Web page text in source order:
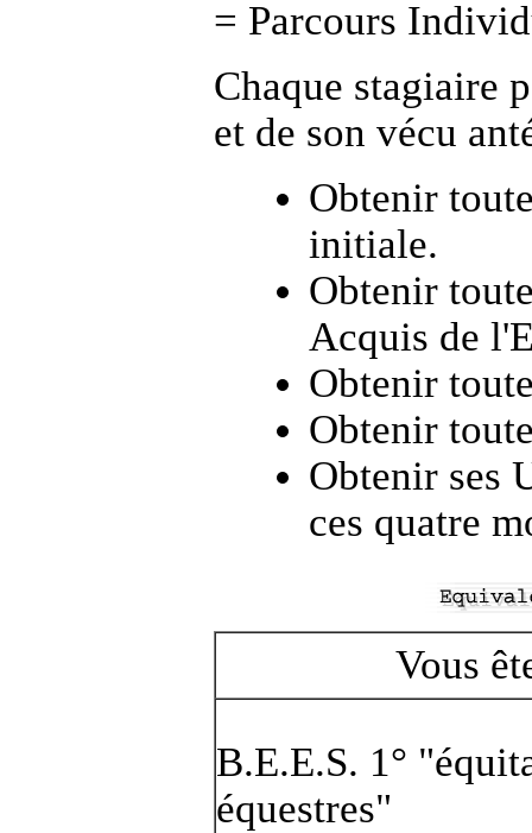
= Parcours
Chaque stagiaire
et de son vécu
Obtenir
initiale.
Obtenir
Acquis de
Obtenir
Obtenir
Obtenir ses
ces quatre
Vous
B.E.E.S. 1°
équestres"